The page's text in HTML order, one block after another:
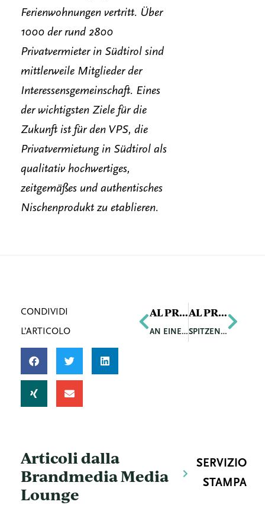
Ferienwohnungen vertritt. Über
1000 der rund 2800
Privatvermieter in Südtirol sind
mittlerweile Mitglieder der
Interessensgemeinschaft. Eines
der wichtigsten Ziele für die
Zukunft ist für den VPS, die
Privatvermietung in Südtirol als
qualitativ hochwertiges,
zeitgemäßes und authentisches
Nischenprodukt zu etablieren.
CONDIVIDI
L’ARTICOLO
Precedente
AL PRECEDENTE ARTICOLO
AN EINEM STRANG ZUM SIEG
AL PROSSIMO ARTICOLO
SPITZENZEITEN BEIM ERSTEN PITZTAL VERTICAL 3.440
Articoli dalla
Brandmedia Media
Lounge
SERVIZIO
STAMPA